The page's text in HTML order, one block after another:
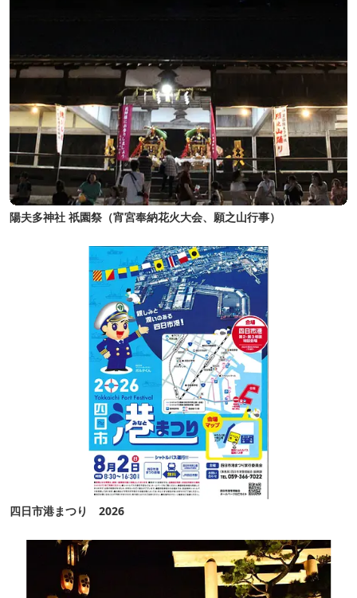
陽夫多神社 祇園祭（宵宮奉納花火大会、願之山行事）
四日市港まつり 2026